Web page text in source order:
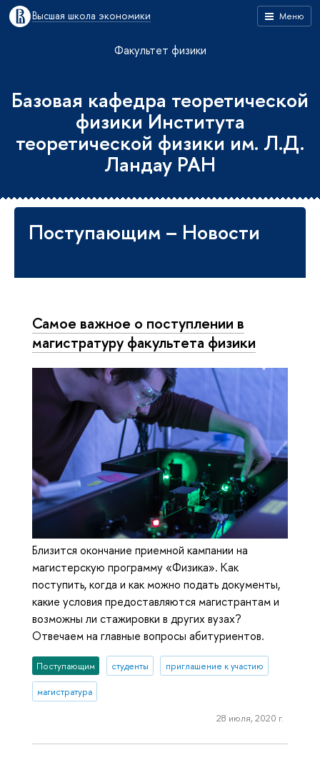
Меню
Высшая школа экономики
Факультет физики
Базовая кафедра теоретической
физики Института
теоретической физики им. Л.Д.
Ландау РАН
Поступающим – Новости
Самое важное о поступлении в
магистратуру факультета физики
Близится окончание приемной кампании на
магистерскую программу «Физика». Как
поступить, когда и как можно подать документы,
какие условия предоставляются магистрантам и
возможны ли стажировки в других вузах?
Отвечаем на главные вопросы абитуриентов.
Поступающим студенты приглашение к участию
магистратура
28 июля, 2020 г.